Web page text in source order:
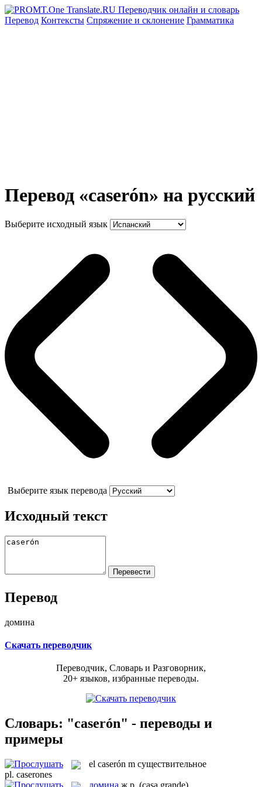
Перевод Контексты Спряжение и склонение Грамматика
Перевод «caserón» на русский
Выберите исходный язык
Выберите язык перевода
Исходный текст
Перевод
домина
Скачать переводчик
Переводчик, Словарь и Разговорник,
20+ языков, избранные переводы.
Словарь: "caserón" - переводы и
примеры
el caserón m существительное
pl. caserones